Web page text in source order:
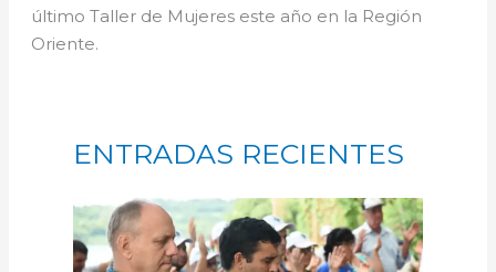
último Taller de Mujeres este año en la Región
Oriente.
ENTRADAS RECIENTES